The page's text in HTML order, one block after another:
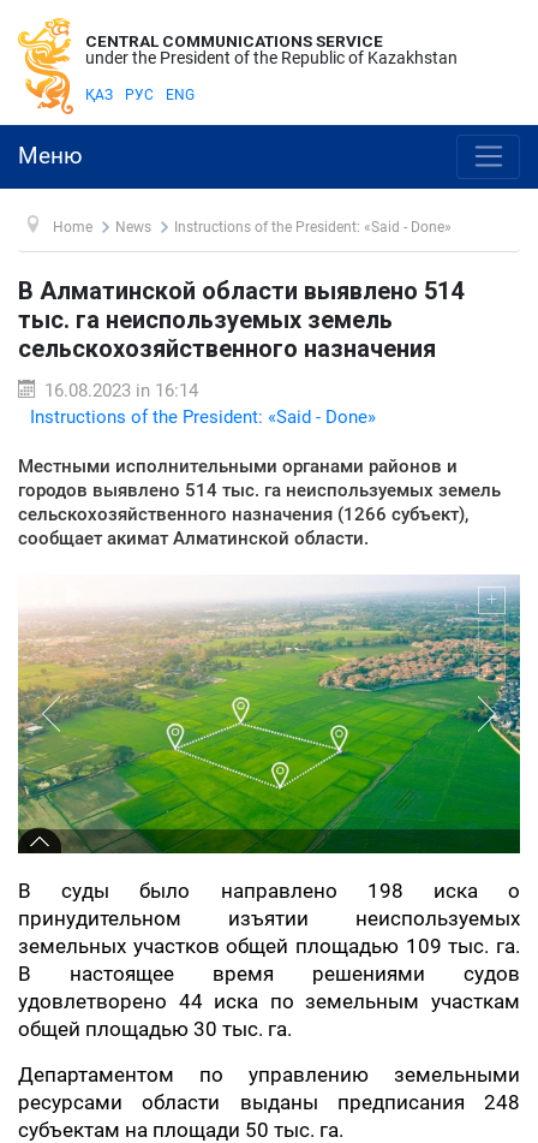
CENTRAL COMMUNICATIONS SERVICE
under the President of the Republic of Kazakhstan
ҚАЗ РУС ENG
Меню
Home News Instructions of the President: «Said - Done»
В Алматинской области выявлено 514
тыс. га неиспользуемых земель
сельскохозяйственного назначения
16.08.2023 in 16:14
Instructions of the President: «Said - Done»
Местными исполнительными органами районов и
городов выявлено 514 тыс. га неиспользуемых земель
сельскохозяйственного назначения (1266 субъект),
сообщает акимат Алматинской области.
В суды было направлено 198 иска о
принудительном изъятии неиспользуемых
земельных участков общей площадью 109 тыс. га.
В настоящее время решениями судов
удовлетворено 44 иска по земельным участкам
общей площадью 30 тыс. га.
Департаментом по управлению земельными
ресурсами области выданы предписания 248
субъектам на площади 50 тыс. га.